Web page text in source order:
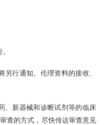
另行通知。伦理资料的接收、
、新器械和诊断试剂等的临床
查的方式，尽快传达审查意见